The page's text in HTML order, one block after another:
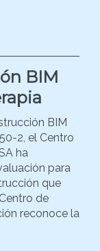
BIM
BIM
2, el Centro
ha
para
que
de
reconoce la